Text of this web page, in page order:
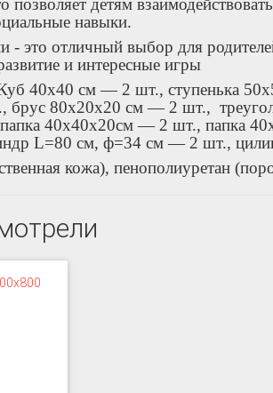
детям
навыки.
- это отличный выбор для
и интересные игры
Куб 40х40 см — 2 шт., ступенька
брус 80х20х20 см — 2 шт.,
папка 40х40х20см — 2 шт., папка
L=80 см, ф=34 см — 2 шт.,
кожа), пенополиуретан